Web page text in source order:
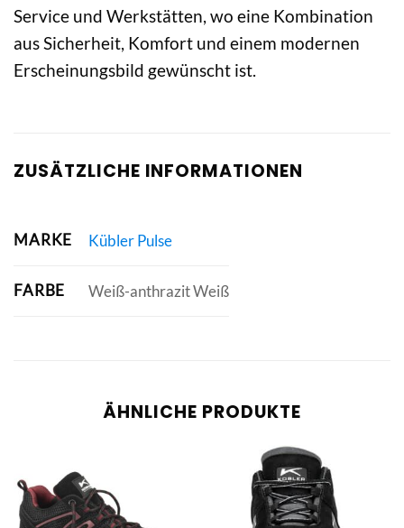
Service und Werkstätten, wo eine Kombination
aus Sicherheit, Komfort und einem modernen
Erscheinungsbild gewünscht ist.
ZUSÄTZLICHE INFORMATIONEN
MARKE Kübler Pulse
FARBE Weiß-anthrazit Weiß
ÄHNLICHE PRODUKTE